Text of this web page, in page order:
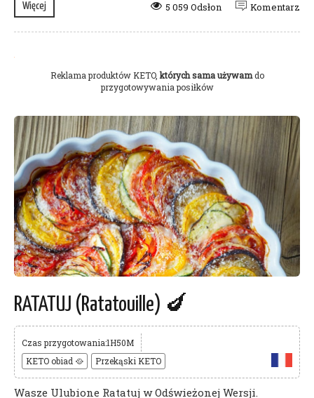
Więcej Komentarz
5 059 Odsłon
Reklama produktów KETO, których sama używamdo
przygotowywania posiłków
RATATUJ (Ratatouille) 🍆
Czas przygotowania:1H50M
KETO obiad 🥘
Przekąski KETO
Wasze Ulubione Ratatuj w Odświeżonej Wersji.